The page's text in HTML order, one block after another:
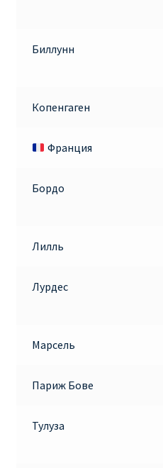
Биллунн
Копенгаген
Франция
Бордо
Лилль
Лурдес
Марсель
Париж Бове
Тулуза